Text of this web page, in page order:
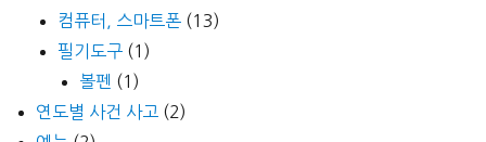
컴퓨터, 스마트폰 (13)
필기도구 (1)
볼펜 (1)
연도별 사건 사고 (2)